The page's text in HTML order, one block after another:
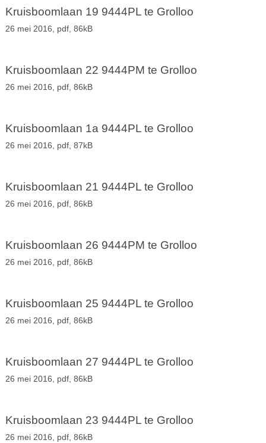
Kruisboomlaan 19 9444PL te Grolloo
26 mei 2016, pdf, 86kB
Kruisboomlaan 22 9444PM te Grolloo
26 mei 2016, pdf, 86kB
Kruisboomlaan 1a 9444PL te Grolloo
26 mei 2016, pdf, 87kB
Kruisboomlaan 21 9444PL te Grolloo
26 mei 2016, pdf, 86kB
Kruisboomlaan 26 9444PM te Grolloo
26 mei 2016, pdf, 86kB
Kruisboomlaan 25 9444PL te Grolloo
26 mei 2016, pdf, 86kB
Kruisboomlaan 27 9444PL te Grolloo
26 mei 2016, pdf, 86kB
Kruisboomlaan 23 9444PL te Grolloo
26 mei 2016, pdf, 86kB